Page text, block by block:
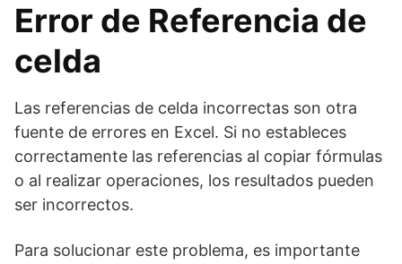
Error de Referencia de
celda
Las referencias de celda incorrectas son otra
fuente de errores en Excel. Si no estableces
correctamente las referencias al copiar fórmulas
o al realizar operaciones, los resultados pueden
ser incorrectos.
Para solucionar este problema, es importante